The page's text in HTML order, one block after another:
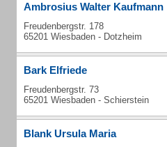
Ambrosius Walter Kaufmann
Freudenbergstr. 178
65201 Wiesbaden - Dotzheim
Bark Elfriede
Freudenbergstr. 73
65201 Wiesbaden - Schierstein
Blank Ursula Maria